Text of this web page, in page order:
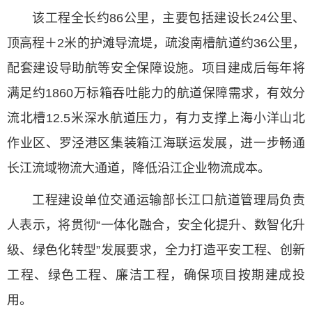
该工程全长约86公里，主要包括建设长24公里、
顶高程＋2米的护滩导流堤，疏浚南槽航道约36公里，
配套建设导助航等安全保障设施。项目建成后每年将
满足约1860万标箱吞吐能力的航道保障需求，有效分
流北槽12.5米深水航道压力，有力支撑上海小洋山北
作业区、罗泾港区集装箱江海联运发展，进一步畅通
长江流域物流大通道，降低沿江企业物流成本。
工程建设单位交通运输部长江口航道管理局负责
人表示，将贯彻“一体化融合，安全化提升、数智化升
级、绿色化转型”发展要求，全力打造平安工程、创新
工程、绿色工程、廉洁工程，确保项目按期建成投
用。